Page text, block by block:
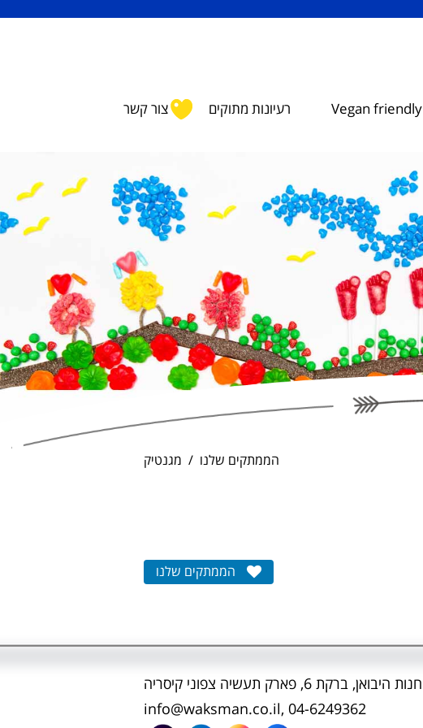
Vegan friendly רעיונות מתוקים צור קשר
הממתקים שלנו מגנטיק
הממתקים שלנו
חנות היבואן, ברקת 6, פארק תעשיה צפוני קיסריה
info@waksman.co.il, 04-6249362